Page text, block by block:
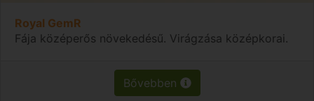
Royal GemR
Fája középerős növekedésű. Virágzása középkorai.
Bővebben